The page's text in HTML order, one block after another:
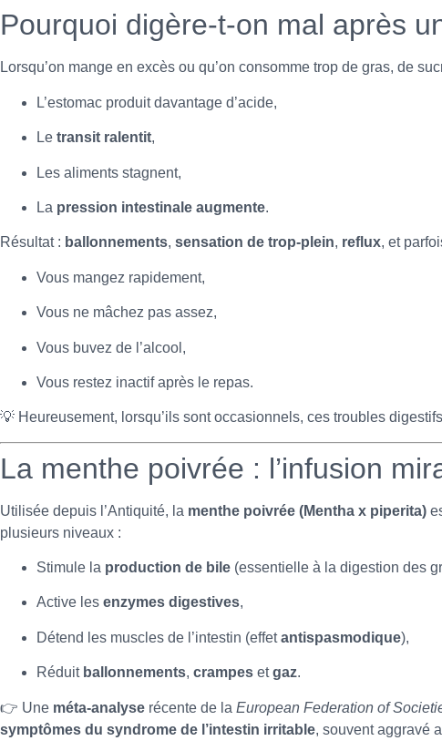
Pourquoi digère-t-on mal après
Lorsqu’on mange en excès ou qu’on consomme trop de gras, de
L’estomac produit davantage d’acide,
Le transit ralentit,
Les aliments stagnent,
La pression intestinale augmente.
Résultat : ballonnements, sensation de trop-plein, reflux, et
Vous mangez rapidement,
Vous ne mâchez pas assez,
Vous buvez de l’alcool,
Vous restez inactif après le repas.
💡 Heureusement, lorsqu’ils sont occasionnels, ces troubles
La menthe poivrée : l’infusion
Utilisée depuis l’Antiquité, la menthe poivrée (Mentha x piperita)
plusieurs niveaux :
Stimule la production de bile (essentielle à la digestion des
Active les enzymes digestives,
Détend les muscles de l’intestin (effetantispasmodique),
Réduit ballonnements, crampes etgaz.
👉 Une méta-analyse récente de la European Federation of
symptômes du syndrome de l’intestin irritable, souvent aggravé